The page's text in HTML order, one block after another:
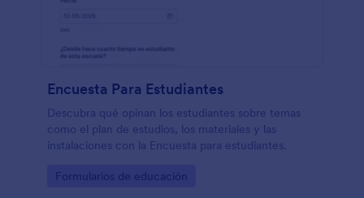
Encuesta Para Estudiantes
Descubra qué opinan los estudiantes sobre temas
como el plan de estudios, los materiales y las
instalaciones con la Encuesta para estudiantes.
Go to Category:
Formularios de educación